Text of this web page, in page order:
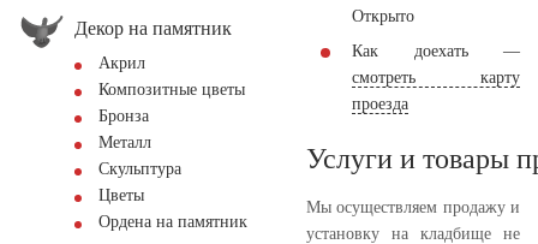
Декор на памятник
Акрил
Композитные цветы
Бронза
Металл
Скульптура
Цветы
Ордена на памятник
Открыто
Как доехать —
смотреть карту
проезда
Услуги и товары
Мы осуществляем продажу и
установку на кладбище не